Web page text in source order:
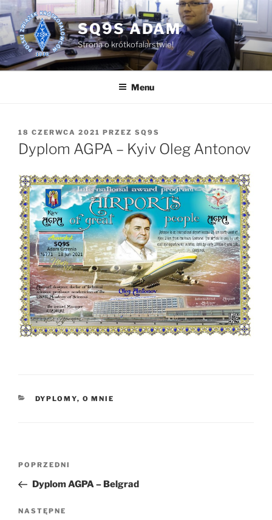
Przejdź
do
treści
SQ9S ADAM
Strona o krótkofalarstwie!
Menu
OPUBLIKOWANE
W
18 CZERWCA 2021 PRZEZ SQ9S
Dyplom AGPA – Kyiv Oleg Antonov
KATEGORIE
DYPLOMY, O MNIE
Nawigacja
Poprzedni
wpis
POPRZEDNI
Dyplom AGPA – Belgrad
Następny
NASTĘPNE